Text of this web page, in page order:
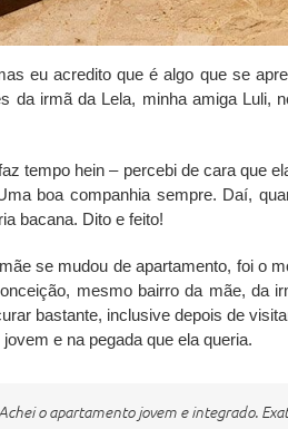
eu acredito que é algo que se
da irmã da Lela, minha amiga Luli,
tempo hein – percebi de cara que
boa companhia sempre. Daí,
bacana. Dito e feito!
se mudou de apartamento, foi o
mesmo bairro da mãe, da
bastante, inclusive depois de
e na pegada que ela queria.
o apartamento jovem e integrado.